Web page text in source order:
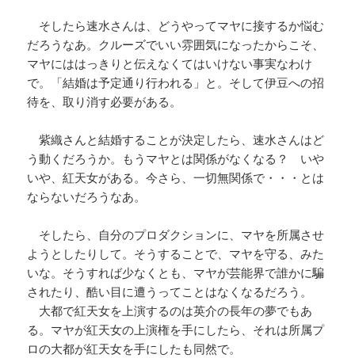
そしたら速水さんは、どうやってマヤに接するか悩む
だろうなあ。クルーズでいい雰囲気になったからこそ、
マヤにははっきりと伝えなくてはいけない事実なわけ
で。「結婚は予定通り行われる」と。そして伊豆への招
待を、取り消す必要がある。
紫織さんと結婚することが決定したら、速水さんはど
う動くだろうか。もうマヤとは関係がなくなる？ いや
いや、紅天女がある。今さら、一切無関係で・・・とは
ならないだろうなあ。
そしたら、自分のプロダクションに、マヤを所属させ
ようとしたりして。そうすることで、マヤを守る、みた
いな。そうすれば少なくとも、マヤが芸能界で誰かに騙
されたり、酷い目に遭うってことはなくなるだろう。
大都で紅天女を上演するのは英介の長年の夢でもあ
る。マヤが紅天女の上演権を手にしたら、それは所属プ
ロの大都が紅天女を手にしたも同然で。